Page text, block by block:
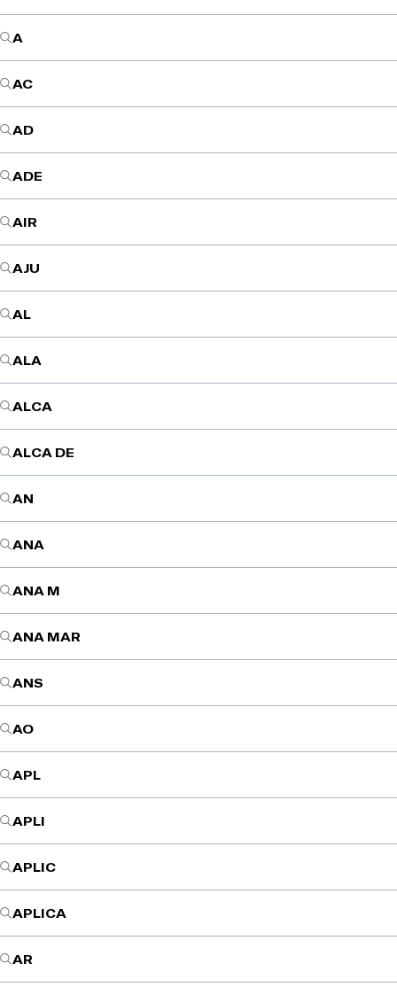
A
AC
AD
ADE
AIR
AJU
AL
ALA
ALCA
ALCA DE
AN
ANA
ANA M
ANA MAR
ANS
AO
APL
APLI
APLIC
APLICA
AR